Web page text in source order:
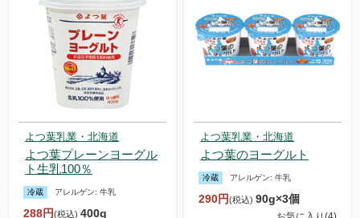
よつ葉乳業・北海道
よつ葉プレーンヨーグル
ト生乳100％
冷蔵 アレルゲン: 牛乳
288円(税込) 400g
よつ葉乳業・北海道
よつ葉のヨーグルト
冷蔵 アレルゲン:牛乳
290円(税込)90g×3個